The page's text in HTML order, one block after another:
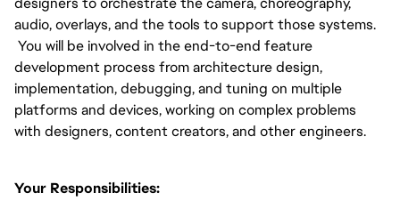
audio, overlays, and the tools to support those systems.
You will be involved in the end-to-end feature
development process from architecture design,
implementation, debugging, and tuning on multiple
platforms and devices, working on complex problems
with designers, content creators, and other engineers.
Your Responsibilities: